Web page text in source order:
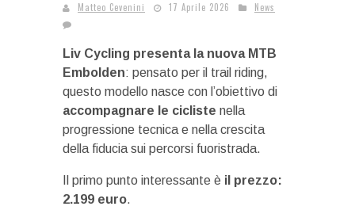
Matteo Cevenini 17 Aprile 2026 News
Liv Cycling presenta la nuova MTB
Embolden: pensato per il trail riding,
questo modello nasce con l’obiettivo di
accompagnare le cicliste nella
progressione tecnica e nella crescita
della fiducia sui percorsi fuoristrada.
Il primo punto interessante è il prezzo:
2.199 euro.